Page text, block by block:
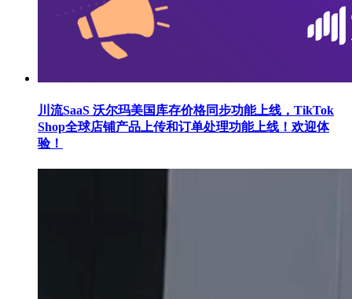
川流SaaS 沃尔玛美国库存价格同步功能上线，TikTok
Shop全球店铺产品上传和订单处理功能上线！欢迎体
验！